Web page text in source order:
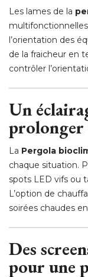
Les lames de la
l’orientation des
de la fraicheur en
contrôler
Un
prolonger
La Pergola
chaque situation.
spots LED vifs ou
L’option de
soirées chaudes
Des
pour une